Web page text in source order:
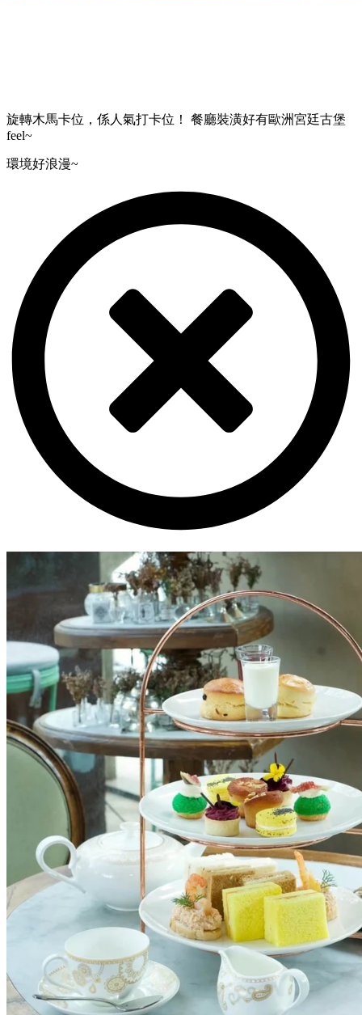
旋轉木馬卡位，係人氣打卡位！ 餐廳裝潢好有歐洲宮廷古堡
feel~
環境好浪漫~